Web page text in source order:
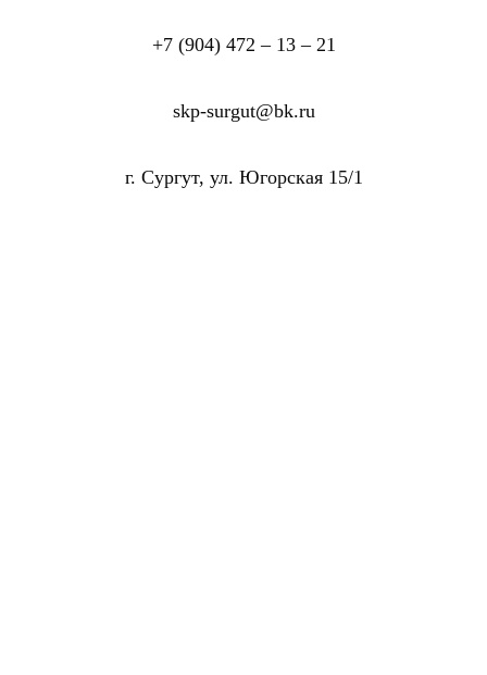
+7 (904) 472 – 13 – 21
skp-surgut@bk.ru
г. Сургут, ул. Югорская 15/1